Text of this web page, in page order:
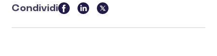
Condividi
this
article